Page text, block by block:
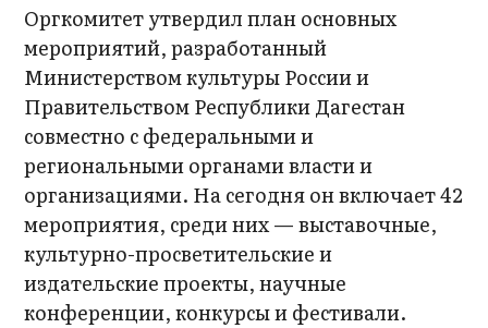
Оргкомитет утвердил план основных
мероприятий, разработанный
Министерством культуры России и
Правительством Республики Дагестан
совместно с федеральными и
региональными органами власти и
организациями. На сегодня он включает 42
мероприятия, среди них — выставочные,
культурно-просветительские и
издательские проекты, научные
конференции, конкурсы и фестивали.